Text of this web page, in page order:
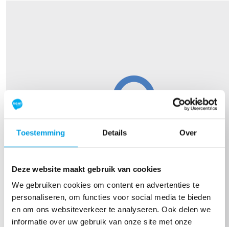
Toestemming Details Over
Deze website maakt gebruik van cookies
We gebruiken cookies om content en advertenties te
personaliseren, om functies voor social media te bieden
en om ons websiteverkeer te analyseren. Ook delen we
informatie over uw gebruik van onze site met onze